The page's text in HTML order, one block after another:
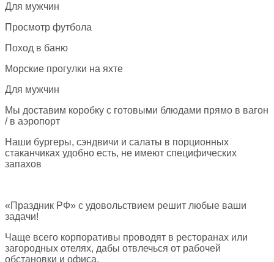
Для мужчин
Просмотр футбола
Поход в баню
Морские прогулки на яхте
Для мужчин
Мы доставим коробку с готовыми блюдами прямо в вагон
/ в аэропорт
Наши бургеры, сэндвичи и салаты в порционных
стаканчиках удобно есть, не имеют специфических
запахов
«Праздник РФ» с удовольствием решит любые ваши
задачи!
Чаще всего корпоративы проводят в ресторанах или
загородных отелях, дабы отвлечься от рабочей
обстановки и офиса.